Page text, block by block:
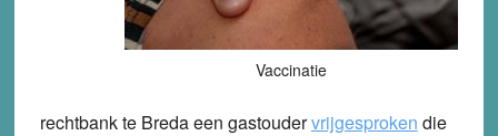
Vaccinatie
rechtbank te Breda een gastoudervrijgesproken die